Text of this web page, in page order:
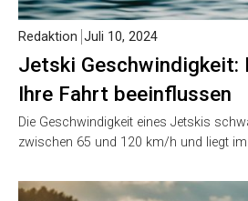
Jetski Geschwindigkeit:
Ihre Fahrt beeinflussen
Redaktion Juli 10, 2024
Die Geschwindigkeit eines Jetskis
zwischen 65 und 120 km/h und liegt